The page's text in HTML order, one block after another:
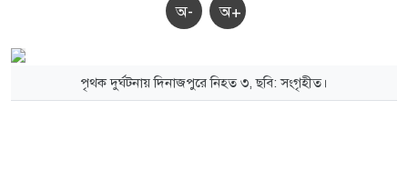
অ- অ+
পৃথক দুর্ঘটনায় দিনাজপুরে নিহত ৩, ছবি: সংগৃহীত।